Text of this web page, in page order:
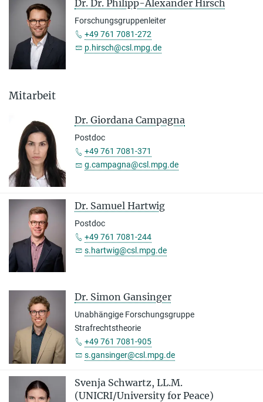
Dr. Dr. Philipp-Alexander Hirsch
Forschungsgruppenleiter
+49 761 7081-272
p.hirsch@csl.mpg.de
Mitarbeit
Dr. Giordana Campagna
Postdoc
+49 761 7081-371
g.campagna@csl.mpg.de
Dr. Samuel Hartwig
Postdoc
+49 761 7081-244
s.hartwig@csl.mpg.de
Dr. Simon Gansinger
Unabhängige Forschungsgruppe
Strafrechtstheorie
+49 761 7081-905
s.gansinger@csl.mpg.de
Svenja Schwartz, LL.M.
(UNICRI/University for Peace)